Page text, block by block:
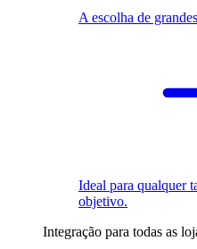
A escolha de
Ideal para qualquer
objetivo.
Integração para todas as